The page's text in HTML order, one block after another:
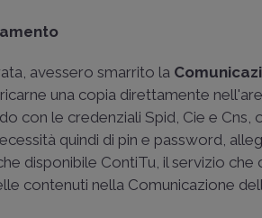
avessero smarrito la
una copia direttamente
con le credenziali Spid, Cie e Cns,
quindi di pin e password,
disponibile ContiTu, il servizio
contenuti nella Comunicazione